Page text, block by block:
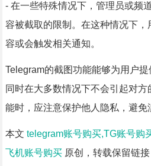
- 在一些特殊情况下，管理员或频
容被截取的限制。在这种情况下
容或会触发相关通知。
Telegram的截图功能能够为用户提
同时在大多数情况下不会引起对
能时，应注意保护他人隐私，避免
本文 telegram账号购买,TG账号购
飞机账号购买原创，转载保留链接